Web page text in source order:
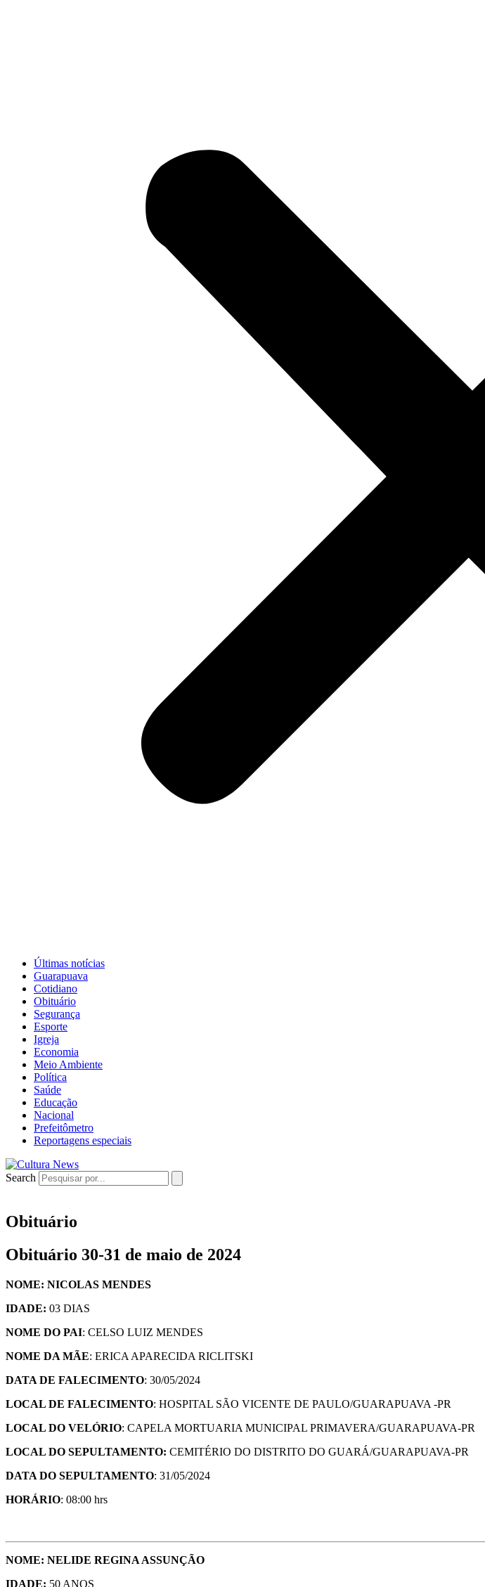
Últimas notícias
Guarapuava
Cotidiano
Obituário
Segurança
Esporte
Igreja
Economia
Meio Ambiente
Política
Saúde
Educação
Nacional
Prefeitômetro
Reportagens especiais
Search
Obituário
Obituário 30-31 de maio de 2024
NOME: NICOLAS MENDES
IDADE: 03 DIAS
NOME DO PAI: CELSO LUIZ MENDES
NOME DA MÃE: ERICA APARECIDA RICLITSKI
DATA DE FALECIMENTO: 30/05/2024
LOCAL DE FALECIMENTO: HOSPITAL SÃO VICENTE DE PAULO/GUARAPUAVA -PR
LOCAL DO VELÓRIO: CAPELA MORTUARIA MUNICIPAL PRIMAVERA/GUARAPUAVA-PR
LOCAL DO SEPULTAMENTO: CEMITÉRIO DO DISTRITO DO GUARÁ/GUARAPUAVA-PR
DATA DO SEPULTAMENTO: 31/05/2024
HORÁRIO: 08:00 hrs
NOME: NELIDE REGINA ASSUNÇÃO
IDADE: 50 ANOS